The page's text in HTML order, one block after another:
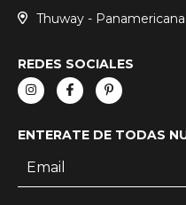
Thuway -
REDES SOCIALES
ENTERATE DE TODAS